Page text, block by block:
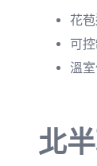
花
可
溫
北